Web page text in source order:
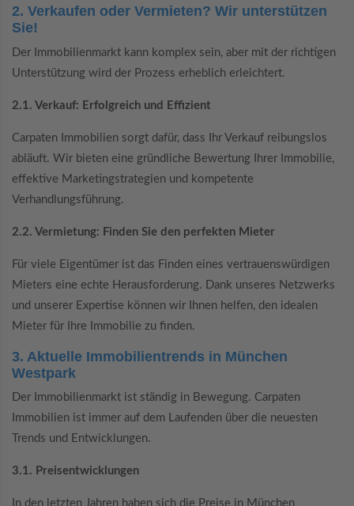
2. Verkaufen oder Vermieten? Wir unterstützen
Sie!
Der Immobilienmarkt kann komplex sein, aber mit der richtigen
Unterstützung wird der Prozess erheblich erleichtert.
2.1. Verkauf: Erfolgreich und Effizient
Carpaten Immobilien sorgt dafür, dass Ihr Verkauf reibungslos
abläuft. Wir bieten eine gründliche Bewertung Ihrer Immobilie,
effektive Marketingstrategien und kompetente
Verhandlungsführung.
2.2. Vermietung: Finden Sie den perfekten Mieter
Für viele Eigentümer ist das Finden eines vertrauenswürdigen
Mieters eine echte Herausforderung. Dank unseres Netzwerks
und unserer Expertise können wir Ihnen helfen, den idealen
Mieter für Ihre Immobilie zu finden.
3. Aktuelle Immobilientrends in München
Westpark
Der Immobilienmarkt ist ständig in Bewegung. Carpaten
Immobilien ist immer auf dem Laufenden über die neuesten
Trends und Entwicklungen.
3.1. Preisentwicklungen
In den letzten Jahren haben sich die Preise in München